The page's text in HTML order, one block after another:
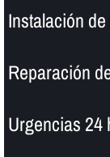
Instalación
Reparación
Urgencias 24